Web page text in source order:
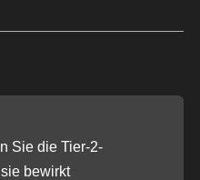
Sie die Tier-2-
bewirkt